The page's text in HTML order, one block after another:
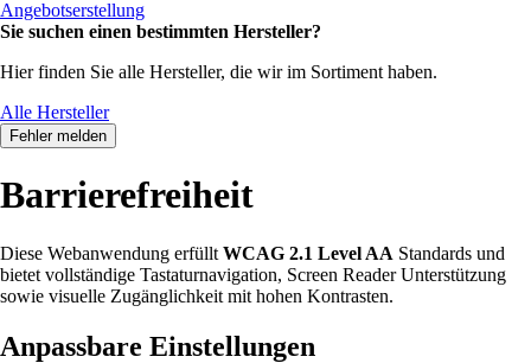
Angebotserstellung
Sie suchen einen bestimmten Hersteller?
Hier finden Sie alle Hersteller, die wir im Sortiment haben.
Alle Hersteller
Fehler melden
Barrierefreiheit
Diese Webanwendung erfüllt WCAG 2.1 Level AA Standards und
bietet vollständige Tastaturnavigation, Screen Reader Unterstützung
sowie visuelle Zugänglichkeit mit hohen Kontrasten.
Anpassbare Einstellungen